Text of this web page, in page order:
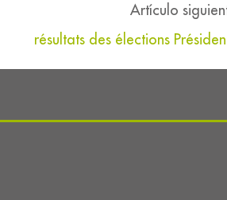
Artículo
résultats des élections